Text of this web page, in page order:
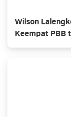
Wilson
Keempat PBB
Asasi Manusia